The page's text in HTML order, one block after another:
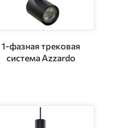
1-фазная трековая
система Azzardo